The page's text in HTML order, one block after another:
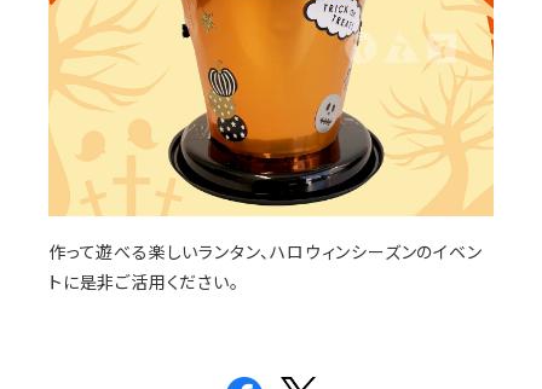
作って遊べる楽しいランタン、ハロウィンシーズンのイベン
トに是非ご活用ください。